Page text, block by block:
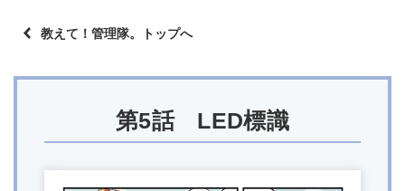
教えて！管理隊。トップへ
第5話 LED標識